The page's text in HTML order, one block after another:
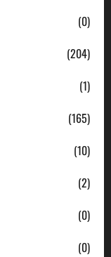
(0)
(204)
(1)
(165)
(10)
(2)
(0)
(0)